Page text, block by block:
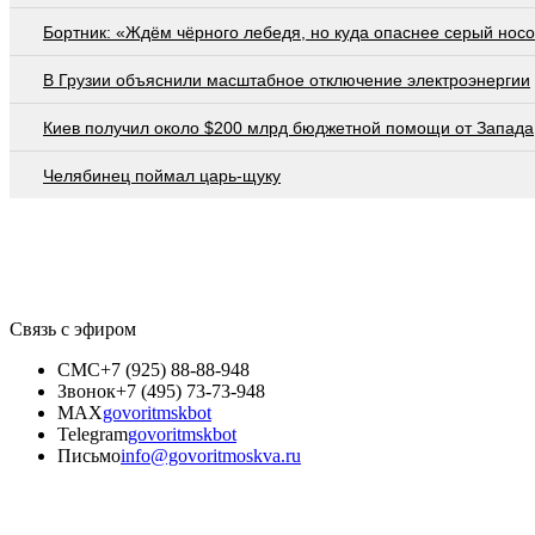
Бортник: «Ждём чёрного лебедя, но куда опаснее серый
В Грузии объяснили масштабное отключение электроэнергии
Киев получил около $200 млрд бюджетной помощи от Запада
Челябинец поймал царь-щуку
Связь с эфиром
СМС+7 (925) 88-88-948
Звонок+7 (495) 73-73-948
MAXgovoritmskbot
Telegramgovoritmskbot
Письмоinfo@govoritmoskva.ru